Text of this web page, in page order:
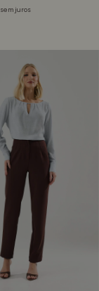
sem juros